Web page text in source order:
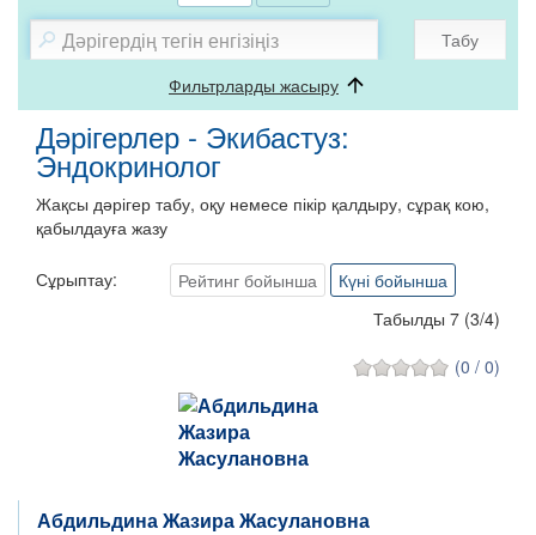
Табу
Фильтрларды жасыру
Дәрігерлер - Экибастуз:
Эндокринолог
Жақсы дәрігер табу, оқу немесе пікір қалдыру, сұрақ кою,
қабылдауға жазу
Сұрыптау: Рейтинг бойынша
Күні бойынша
Табылды 7 (3/4)
(0 / 0)
Абдильдина Жазира Жасулановна